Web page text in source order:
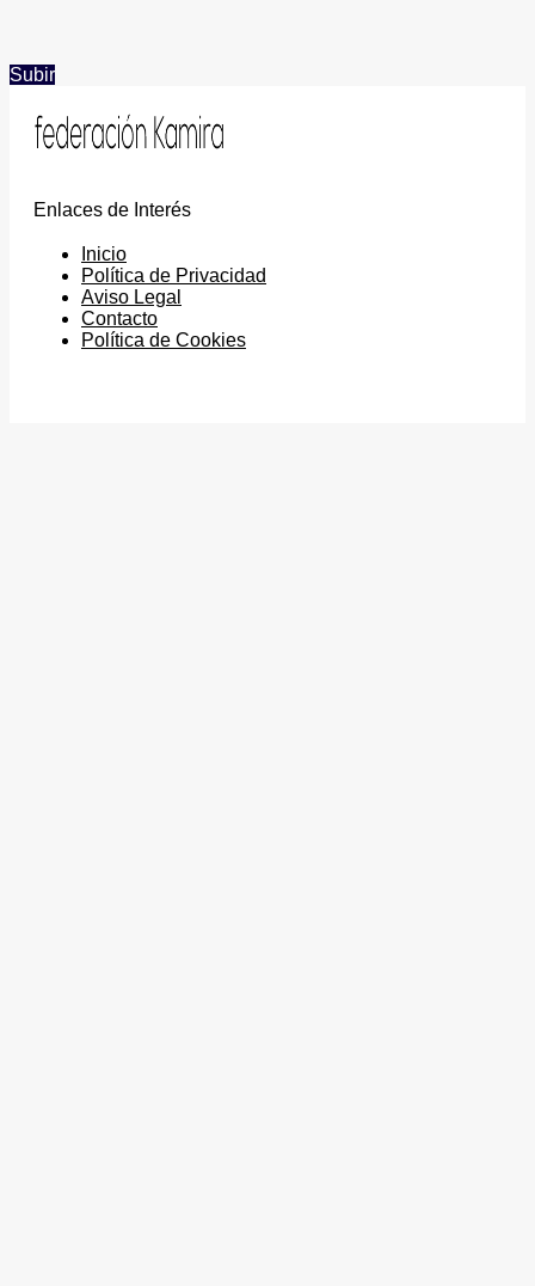
Subir
Enlaces de Interés
Inicio
Política de Privacidad
Aviso Legal
Contacto
Política de Cookies